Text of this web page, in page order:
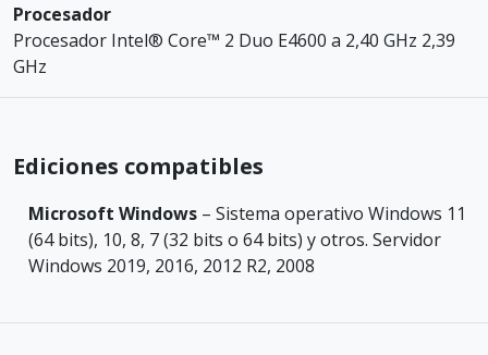
Procesador
Procesador Intel® Core™ 2 Duo E4600 a 2,40 GHz 2,39
GHz
Ediciones compatibles
Microsoft Windows – Sistema operativo Windows 11
(64 bits), 10, 8, 7 (32 bits o 64 bits) y otros. Servidor
Windows 2019, 2016, 2012 R2, 2008